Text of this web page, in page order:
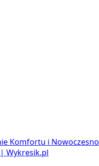
Komfortu i
Wykresik.pl